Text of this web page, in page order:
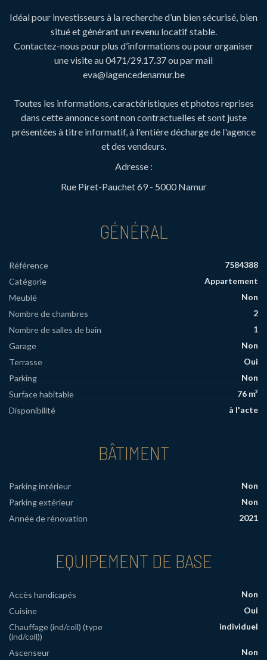
Idéal pour investisseurs à la recherche d’un bien sécurisé, bien
situé et générant un revenu locatif stable.
Contactez-nous pour plus d’informations ou pour organiser
une visite au 0471/29.17.37 ou par mail
eva@lagencedenamur.be
Toutes les informations, caractéristiques et photos reprises
dans cette annonce sont non contractuelles et sont juste
présentées à titre informatif, à l'entière décharge de l'agence
et des vendeurs.
Adresse :
Rue Piret-Pauchet 69 - 5000 Namur
GÉNÉRAL
Référence
7584388
Catégorie
Appartement
Meublé
Non
Nombre de chambres
2
Nombre de salles de bain
1
Garage
Non
Terrasse
Oui
Parking
Non
Surface habitable
76 m²
Disponibilité
à l'acte
BÂTIMENT
Parking intérieur
Non
Parking extérieur
Non
Année de rénovation
2021
EQUIPEMENT DE BASE
Accès handicapés
Non
Cuisine
Oui
Chauffage (ind/coll) (type
(ind/coll))
individuel
Ascenseur Non